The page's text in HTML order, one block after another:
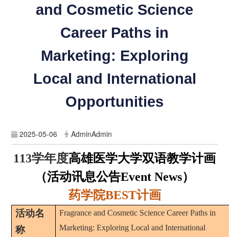
and Cosmetic Science
Career Paths in
Marketing: Exploring
Local and International
Opportunities
2025-05-06 AdminAdmin
113学年度高雄医学大学双语教学计画
（活动讯息公告Event News）
药学院BEST计画
活动名
称
Fragrance and Cosmetic Science Career Paths in
Marketing: Exploring Local and International